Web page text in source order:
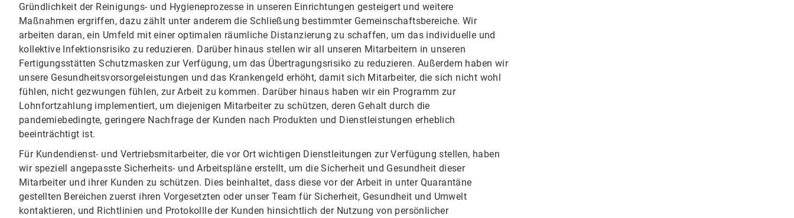
Gründlichkeit der Reinigungs- und Hygieneprozesse in unseren Einrichtungen gesteigert und weitere
Maßnahmen ergriffen, dazu zählt unter anderem die Schließung bestimmter Gemeinschaftsbereiche. Wir
arbeiten daran, ein Umfeld mit einer optimalen räumliche Distanzierung zu schaffen, um das individuelle und
kollektive Infektionsrisiko zu reduzieren. Darüber hinaus stellen wir all unseren Mitarbeitern in unseren
Fertigungsstätten Schutzmasken zur Verfügung, um das Übertragungsrisiko zu reduzieren. Außerdem haben wir
unsere Gesundheitsvorsorgeleistungen und das Krankengeld erhöht, damit sich Mitarbeiter, die sich nicht wohl
fühlen, nicht gezwungen fühlen, zur Arbeit zu kommen. Darüber hinaus haben wir ein Programm zur
Lohnfortzahlung implementiert, um diejenigen Mitarbeiter zu schützen, deren Gehalt durch die
pandemiebedingte, geringere Nachfrage der Kunden nach Produkten und Dienstleistungen erheblich
beeinträchtigt ist.
Für Kundendienst- und Vertriebsmitarbeiter, die vor Ort wichtigen Dienstleitungen zur Verfügung stellen, haben
wir speziell angepasste Sicherheits- und Arbeitspläne erstellt, um die Sicherheit und Gesundheit dieser
Mitarbeiter und ihrer Kunden zu schützen. Dies beinhaltet, dass diese vor der Arbeit in unter Quarantäne
gestellten Bereichen zuerst ihren Vorgesetzten oder unser Team für Sicherheit, Gesundheit und Umwelt
kontaktieren, und Richtlinien und Protokollle der Kunden hinsichtlich der Nutzung von persönlicher